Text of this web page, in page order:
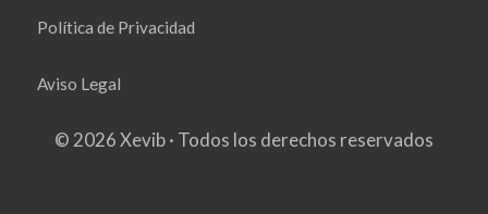
Política de Privacidad
Aviso Legal
© 2026 Xevib · Todos los derechos reservados